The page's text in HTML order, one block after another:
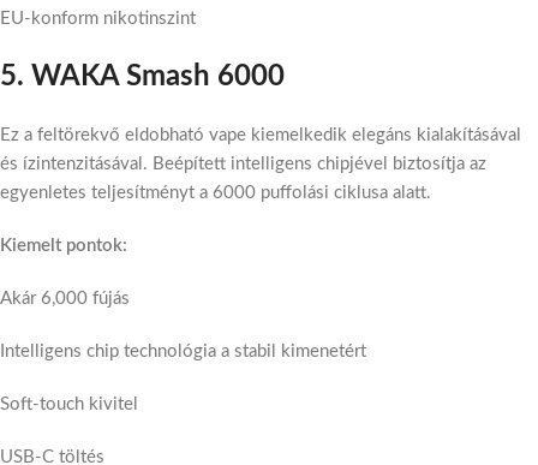
EU-konform nikotinszint
5. WAKA Smash 6000
Ez a feltörekvő eldobható vape kiemelkedik elegáns kialakításával
és ízintenzitásával. Beépített intelligens chipjével biztosítja az
egyenletes teljesítményt a 6000 puffolási ciklusa alatt.
Kiemelt pontok:
Akár 6,000 fújás
Intelligens chip technológia a stabil kimenetért
Soft-touch kivitel
USB-C töltés